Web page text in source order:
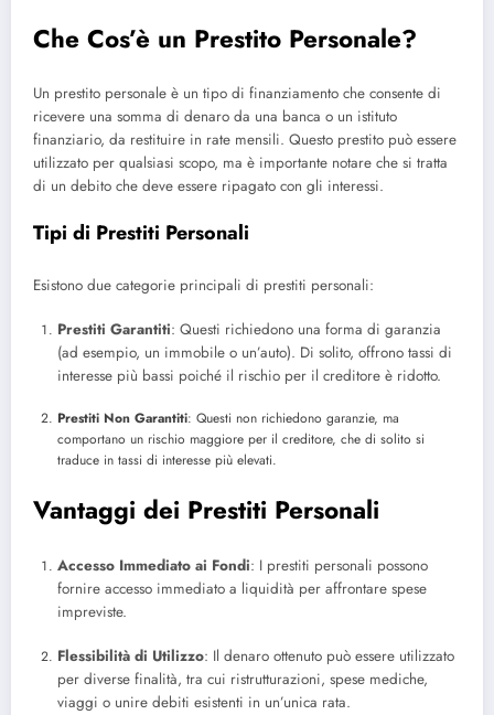
Che Cos’è un Prestito Personale?
Un prestito personale è un tipo di finanziamento che consente di
ricevere una somma di denaro da una banca o un istituto
finanziario, da restituire in rate mensili. Questo prestito può essere
utilizzato per qualsiasi scopo, ma è importante notare che si tratta
di un debito che deve essere ripagato con gli interessi.
Tipi di Prestiti Personali
Esistono due categorie principali di prestiti personali:
Prestiti Garantiti: Questi richiedono una forma di garanzia
(ad esempio, un immobile o un’auto). Di solito, offrono tassi di
interesse più bassi poiché il rischio per il creditore è ridotto.
Prestiti Non Garantiti: Questi non richiedono garanzie, ma
comportano un rischio maggiore per il creditore, che di solito si
traduce in tassi di interesse più elevati.
Vantaggi dei Prestiti Personali
Accesso Immediato ai Fondi: I prestiti personali possono
fornire accesso immediato a liquidità per affrontare spese
impreviste.
Flessibilità di Utilizzo: Il denaro ottenuto può essere utilizzato
per diverse finalità, tra cui ristrutturazioni, spese mediche,
viaggi o unire debiti esistenti in un’unica rata.